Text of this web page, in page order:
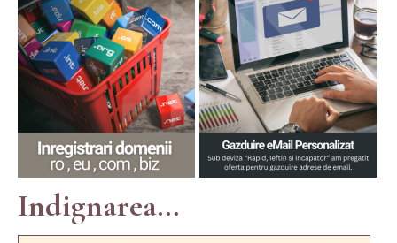
Indignarea...